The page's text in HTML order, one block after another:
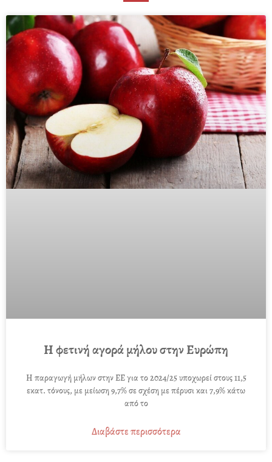
Η φετινή αγορά μήλου στην Ευρώπη
Η παραγωγή μήλων στην ΕΕ για το 2024/25 υποχωρεί στους 11,5
εκατ. τόνους, με μείωση 9,7% σε σχέση με πέρυσι και 7,9% κάτω
από το
Διαβάστε περισσότερα